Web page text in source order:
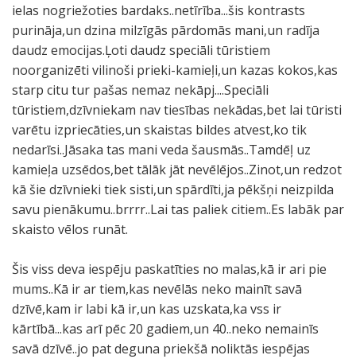
ielas nogriežoties bardaks..netīrība...šis kontrasts
purināja,un dzina milzīgās pārdomās mani,un radīja
daudz emocijas.Ļoti daudz speciāli tūristiem
noorganizēti vilinoši prieki-kamieļi,un kazas kokos,kas
starp citu tur pašas nemaz nekāpj....Speciāli
tūristiem,dzīvniekam nav tiesības nekādas,bet lai tūristi
varētu izpriecāties,un skaistas bildes atvest,ko tik
nedarīsi..Jāsaka tas mani veda šausmās..Tamdēļ uz
kamieļa uzsēdos,bet tālāk jāt nevēlējos..Zinot,un redzot
kā šie dzīvnieki tiek sisti,un spārdīti,ja pēkšņi neizpilda
savu pienākumu..brrrr..Lai tas paliek citiem..Es labāk par
skaisto vēlos runāt.
Šis viss deva iespēju paskatīties no malas,kā ir ari pie
mums..Kā ir ar tiem,kas nevēlās neko mainīt savā
dzīvē,kam ir labi kā ir,un kas uzskata,ka vss ir
kārtībā...kas arī pēc 20 gadiem,un 40..neko nemainīs
savā dzīvē..jo pat deguna priekšā noliktās iespējas